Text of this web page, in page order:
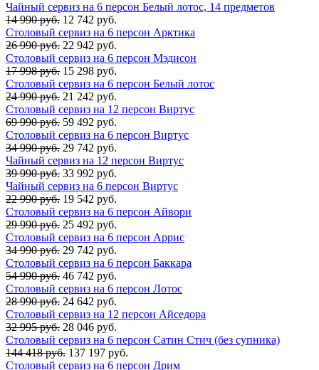
Чайный сервиз на 6 персон Белый лотос, 14 предметов
14 990 руб. 12 742 руб.
Столовый сервиз на 6 персон Арктика
26 990 руб. 22 942 руб.
Столовый сервиз на 6 персон Мэдисон
17 998 руб. 15 298 руб.
Столовый сервиз на 6 персон Белый лотос
24 990 руб. 21 242 руб.
Столовый сервиз на 12 персон Виртус
69 990 руб. 59 492 руб.
Столовый сервиз на 6 персон Виртус
34 990 руб. 29 742 руб.
Чайный сервиз на 12 персон Виртус
39 990 руб. 33 992 руб.
Чайный сервиз на 6 персон Виртус
22 990 руб. 19 542 руб.
Столовый сервиз на 6 персон Айвори
29 990 руб. 25 492 руб.
Столовый сервиз на 6 персон Аррис
34 990 руб. 29 742 руб.
Столовый сервиз на 6 персон Баккара
54 990 руб. 46 742 руб.
Столовый сервиз на 6 персон Лотос
28 990 руб. 24 642 руб.
Столовый сервиз на 12 персон Айседора
32 995 руб. 28 046 руб.
Столовый сервиз на 6 персон Сатин Стич (без супника)
144 418 руб. 137 197 руб.
Столовый сервиз на 6 персон Дрим